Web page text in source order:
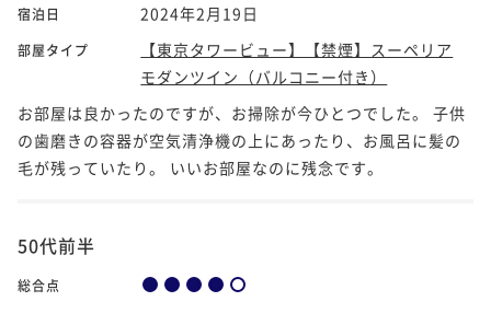
宿泊日 2024年2月19日
部屋タイプ
【東京タワービュー】【禁煙】スーペリア
モダンツイン（バルコニー付き）
お部屋は良かったのですが、お掃除が今ひとつでした。 子供
の歯磨きの容器が空気清浄機の上にあったり、お風呂に髪の
毛が残っていたり。 いいお部屋なのに残念です。
50代前半
総合点